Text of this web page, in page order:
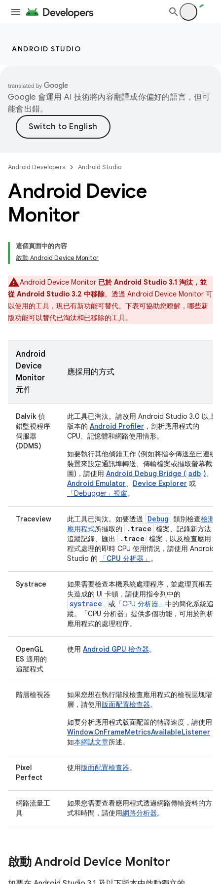
ANDROID STUDIO
Google 會運用 AI 技術將內容翻譯成你偏好的語言，但可
能會出錯。
Android Developers Android Studio
Android Device
Monitor
這個頁面中的內容
啟動 Android Device Monitor
Android Device Monitor 已於 Android Studio 3.1 淘汰，並
從 Android Studio 3.2 中移除。透過 Android Device Monitor 可
以使用的工具，現已有新功能可替代。下表可協助您瞭解，哪些新
版功能可以替代已淘汰和已移除的工具。
Android
Device
Monitor
元件
應採用的方式
Dalvik 偵
錯監視程序
伺服器
(DDMS)
此工具已淘汰。請改用 Android Studio 3.0 以上
版本的 Android Profiler ，剖析應用程式的
CPU、記憶體和網路使用情形。
如要執行其他偵錯工作 (例如將指令傳送至已連線
裝置來設定通訊埠轉送、傳輸檔案或擷取螢幕截
圖)，請使用 Android Debug Bridge ( adb )、
Android Emulator、 Device Explorer 或
「Debugger」視窗。
Traceview 此工具已淘汰。如要透過 Debug 類別檢查檢測
應用程式所擷取的 .trace 檔案、記錄新方法
追蹤記錄、匯出
.trace 檔案，以及檢查應用
程式處理的即時 CPU 使用情況，請使用 Android
Studio 的
「CPU 分析器」 。
Systrace
如果需要檢查本機系統處理程序，並處理頁框丟
失造成的 UI 卡頓，請使用指令列中的
systrace 或 「CPU 分析器」 中的簡化系統追
蹤。「CPU 分析器」 提供多個功能，可用於剖析
應用程式的處理程序。
OpenGL
ES 適用的
追蹤程式
使用 Android GPU 檢查器。
階層檢視器
如果您想在執行階段檢查應用程式的檢視區塊階
層，請使用版面配置檢查器。
如要分析應用程式版面配置的轉譯速度，請使用
Window.OnFrameMetricsAvailableListener
如本網誌文章所述。
Pixel
Perfect
使用版面配置檢查器。
網路流量工
具
如果您需要查看應用程式透過網路傳輸資料的方
式和時間，請使用網路分析器。
啟動 Android Device Monitor